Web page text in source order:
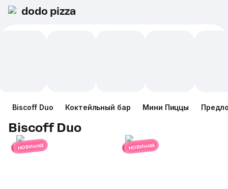
dodo pizza
Biscoff Duo Коктейльный бар Мини Пиццы
Biscoff Duo
новинка новинка